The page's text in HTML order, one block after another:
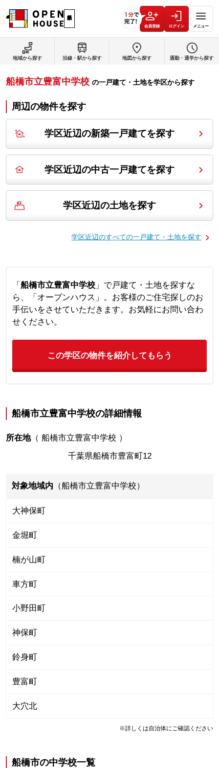
会員登録 ログイン メニュー
地域から探す 沿線・駅から探す 地図から探す 通勤・通学から探す
船橋市立豊富中学校 の一戸建て・土地を学区から探す
周辺の物件を探す
学区近辺の新築一戸建てを探す
学区近辺の中古一戸建てを探す
学区近辺の土地を探す
学区近辺のすべての一戸建て・土地を探す
「 船橋市立豊富中学校」で戸建て・土地を探すな
ら、「オープンハウス」。お客様のご住宅探しのお
手伝いをさせていただきます。お気軽にお問い合わ
せください。
この学区の物件を紹介してもらう
船橋市立豊富中学校の詳細情報
所在地（ 船橋市立豊富中学校 ）
千葉県船橋市豊富町12
対象地域内 （船橋市立豊富中学校）
大神保町
金堀町
楠が山町
車方町
小野田町
神保町
鈴身町
豊富町
大穴北
※詳しくは自治体にご確認ください
船橋市の中学校一覧